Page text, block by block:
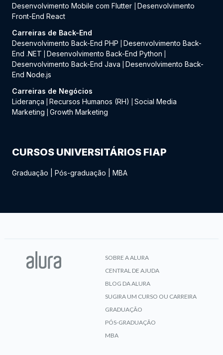
Desenvolvimento Mobile com Flutter
Desenvolvimento
Front-End React
Carreiras de Back-End
Desenvolvimento Back-End PHP
Desenvolvimento Back-
End .NET
Desenvolvimento Back-End Python
Desenvolvimento Back-End Java
Desenvolvimento Back-
End Node.js
Carreiras de Negócios
Liderança
Recursos Humanos (RH)
Social Media
Marketing
Growth Marketing
CURSOS UNIVERSITÁRIOS FIAP
Graduação Pós-graduação MBA
SOBRE A ALURA
CENTRAL DE AJUDA
BLOG DA ALURA
SUGIRA UM CURSO OU CARREIRA
GRADUAÇÃO
PÓS-GRADUAÇÃO
MBA